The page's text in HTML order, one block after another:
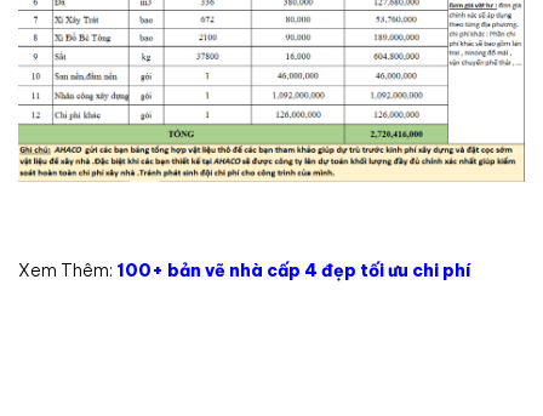
Xem Thêm: 100+ bản vẽ nhà cấp 4 đẹp tối ưu chi phí